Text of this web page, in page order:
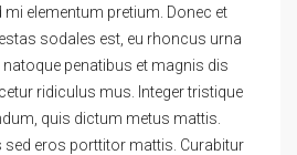
elementum pretium. Donec et
sodales est, eu rhoncus urna
penatibus et magnis dis
ridiculus mus. Integer tristique
quis dictum metus mattis.
sed eros porttitor mattis. Curabitur